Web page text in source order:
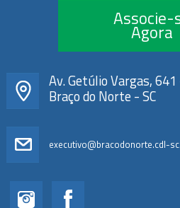
Associe-
Agora
Av. Getúlio Vargas,
Braço do Norte - SC
executivo@bracodonorte.cdl-